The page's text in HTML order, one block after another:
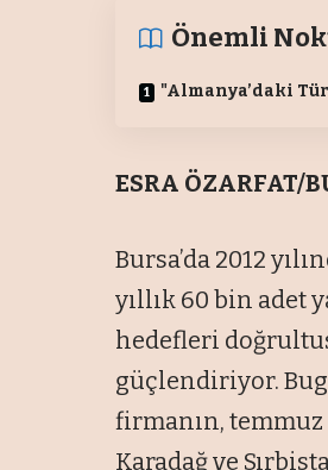
Önemli
"Almanya’daki
ESRA ÖZARFAT/
Bursa’da 2012
yıllık 60 bin adet
hedefleri
güçlendiriyor.
firmanın, temmuz
Karadağ ve